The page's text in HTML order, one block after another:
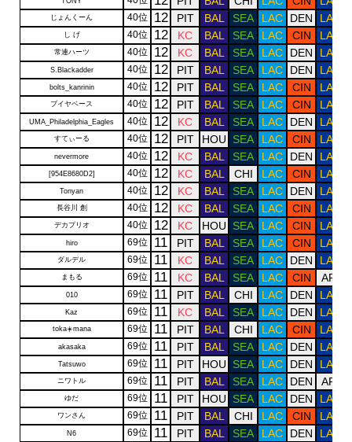
じょんくーん 40位 12 PIT BAL SEA LAC DEN LAR
し げ 40位 12 KC BAL SEA LAC CIN LAR
常連ハーツ 40位 12 KC BAL SEA LAC DEN LAR
S.Blackadder 40位 12 PIT BAL SEA LAC DEN LAR
bolts_kanrinin 40位 12 PIT BAL SEA LAC CIN LAR
ブイヤベース 40位 12 PIT BAL SEA LAC CIN LAR
UMA_Philadelphia_Eagles 40位 12 KC BAL SEA LAC DEN LAR
すてぃーる 40位 12 PIT HOU SEA LAC CIN LAR
nevermore 40位 12 KC BAL SEA LAC DEN LAR
[954E8680D2] 40位 12 KC BAL CHI LAC CIN LAR
Tonyan 40位 12 KC BAL SEA LAC DEN LAR
長谷川 創 40位 12 KC BAL SEA LAC CIN LAR
デカプリオ 40位 12 KC HOU SEA LAC CIN LAR
hiro 69位 11 PIT BAL SEA LAC CIN LAR
ダルデル 69位 11 KC BAL SEA LAC DEN LAR
まもる 69位 11 KC BAL SEA LAC CIN ARI
010 69位 11 PIT BAL CHI LAC DEN LAR
Kaz 69位 11 KC BAL SEA LAC DEN LAR
toka☀️mana 69位 11 PIT BAL CHI LAC CIN LAR
akasaka 69位 11 PIT BAL SEA LAC DEN LAR
Tatsuwo 69位 11 PIT HOU SEA LAC DEN LAR
ニワトル 69位 11 PIT BAL SEA LAC DEN ARI
ゆだ 69位 11 PIT HOU SEA LAC DEN LAR
ワンさん 69位 11 PIT BAL CHI LAC CIN LAR
N6 69位 11 PIT BAL SEA LAC DEN LAR